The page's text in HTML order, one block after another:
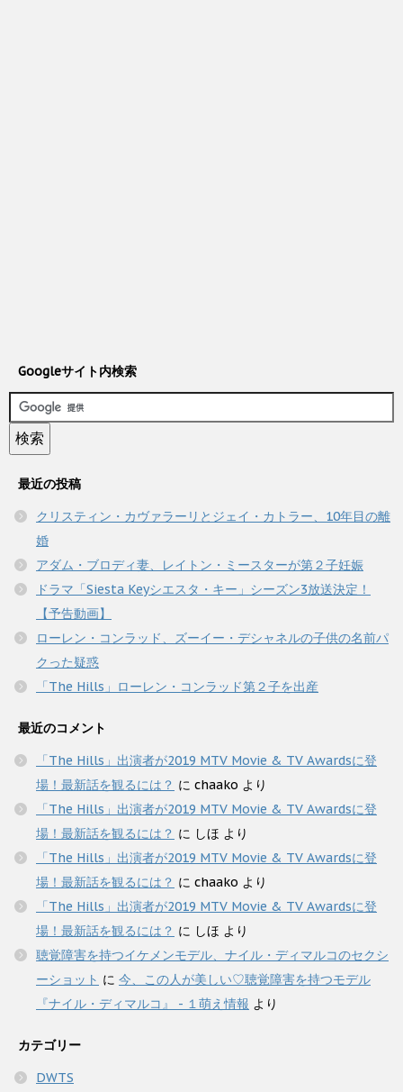
Googleサイト内検索
最近の投稿
クリスティン・カヴァラーリとジェイ・カトラー、10年目の離
婚
アダム・ブロディ妻、レイトン・ミースターが第２子妊娠
ドラマ「Siesta Keyシエスタ・キー」シーズン3放送決定！
【予告動画】
ローレン・コンラッド、ズーイー・デシャネルの子供の名前パ
クった疑惑
「The Hills」ローレン・コンラッド第２子を出産
最近のコメント
「The Hills」出演者が2019 MTV Movie & TV Awardsに登
場！最新話を観るには？ に chaako より
「The Hills」出演者が2019 MTV Movie & TV Awardsに登
場！最新話を観るには？ に しほ より
「The Hills」出演者が2019 MTV Movie & TV Awardsに登
場！最新話を観るには？ に chaako より
「The Hills」出演者が2019 MTV Movie & TV Awardsに登
場！最新話を観るには？ に しほ より
聴覚障害を持つイケメンモデル、ナイル・ディマルコのセクシ
ーショット に 今、この人が美しい♡聴覚障害を持つモデル
『ナイル・ディマルコ』 - １萌え情報 より
カテゴリー
DWTS